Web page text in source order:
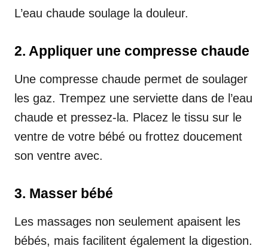
L’eau chaude soulage la douleur.
2. Appliquer une compresse chaude
Une compresse chaude permet de soulager
les gaz. Trempez une serviette dans de l’eau
chaude et pressez-la. Placez le tissu sur le
ventre de votre bébé ou frottez doucement
son ventre avec.
3. Masser bébé
Les massages non seulement apaisent les
bébés, mais facilitent également la digestion.